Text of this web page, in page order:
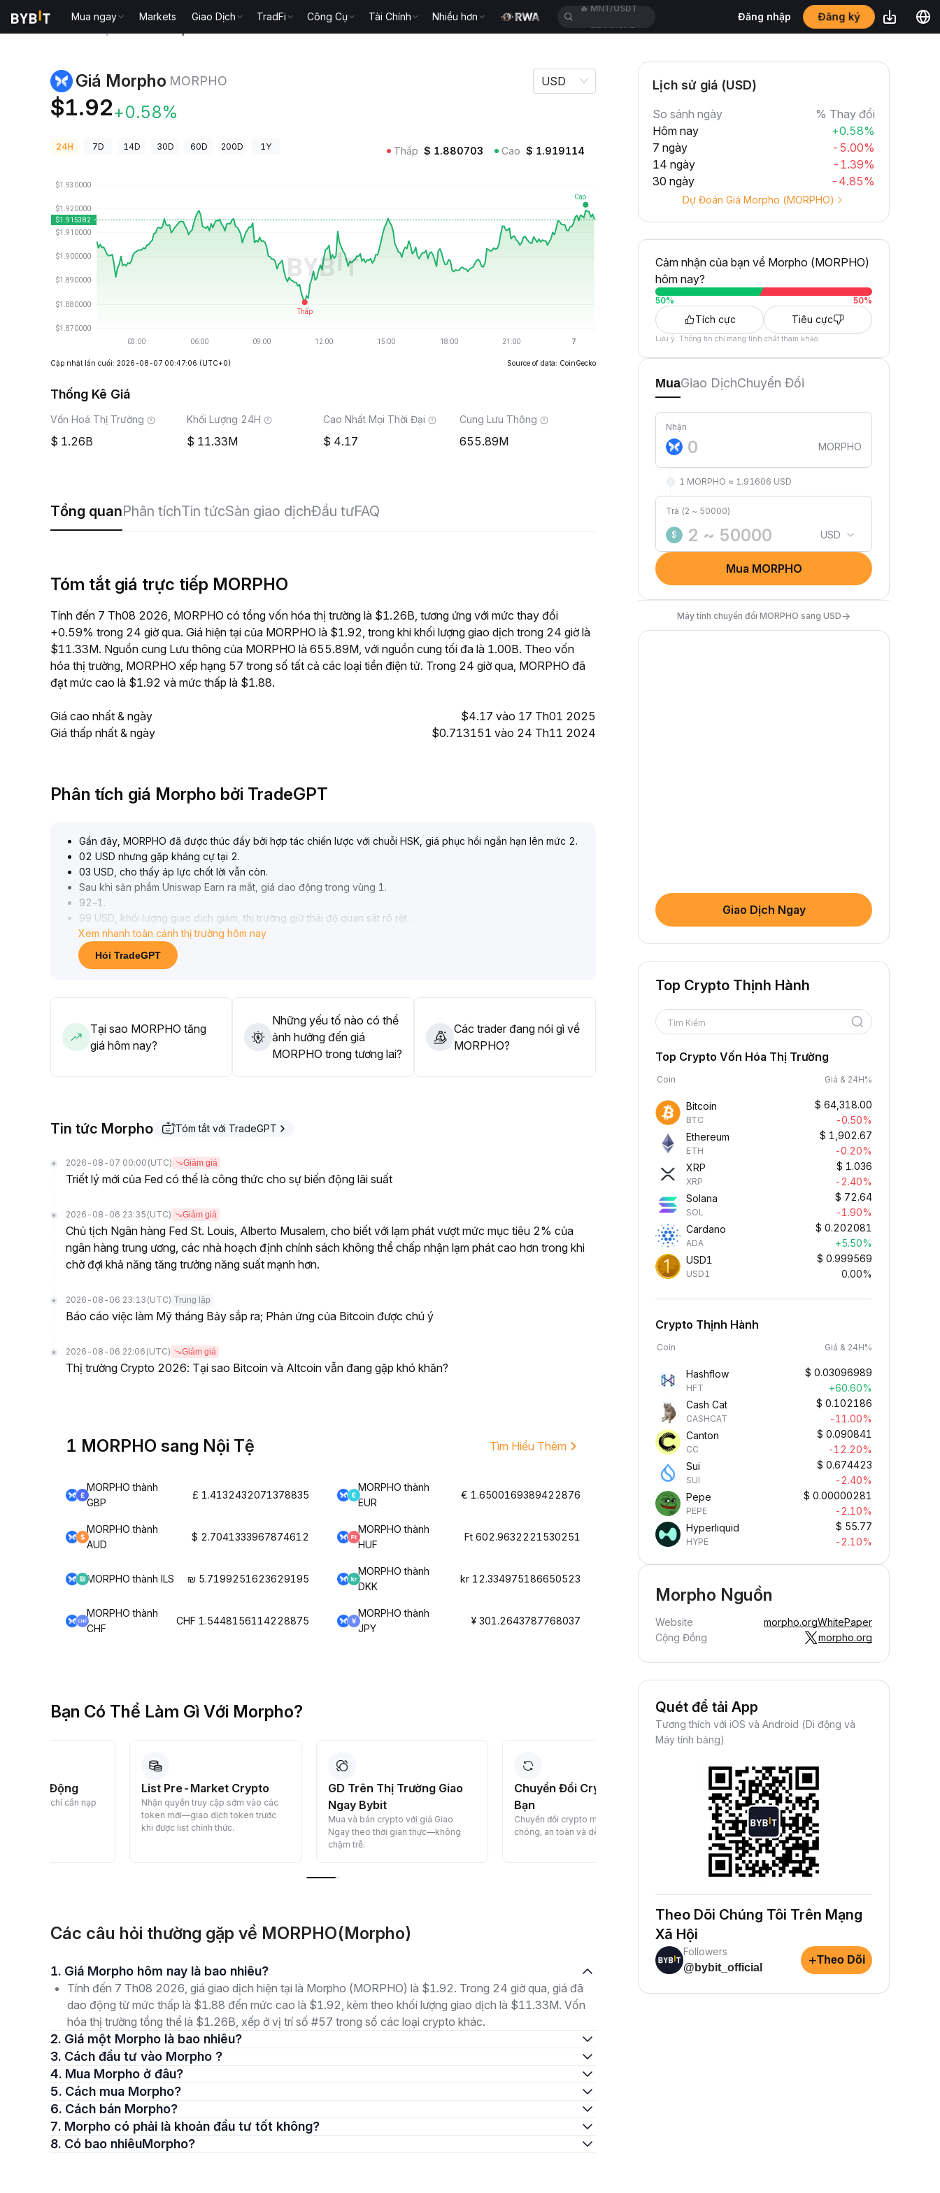
Mua ngay Markets Giao Dịch TradFi Công Cụ Tài Chính Nhiều hơn Đăng nhập Đăng ký
Giá Morpho MORPHO
$1.92+0.58%
USD
24H 7D 14D 30D 60D 200D 1Y Thấp $ 1.880703 Cao $ 1.919114
Cập nhật lần cuối: 2026-08-07 00:47:06 (UTC+0) Source of data: CoinGecko
Thống Kê Giá
Vốn Hoá Thị Trường
1.26B
Khối Lượng 24H
11.33M
Cao Nhất Mọi Thời Đại
4.17
Cung Lưu Thông
655.89M
Tổng quanPhân tíchTin tứcSàn giao dịchĐầu tưFAQ
Tóm tắt giá trực tiếp MORPHO
Tính đến 7 Th08 2026, MORPHO có tổng vốn hóa thị trường là $1.26B, tương ứng với mức thay đổi
+0.59% trong 24 giờ qua. Giá hiện tại của MORPHO là $1.92, trong khi khối lượng giao dịch trong 24 giờ là
$11.33M. Nguồn cung Lưu thông của MORPHO là 655.89M, với nguồn cung tối đa là 1.00B. Theo vốn
hóa thị trường, MORPHO xếp hạng 57 trong số tất cả các loại tiền điện tử. Trong 24 giờ qua, MORPHO đã
đạt mức cao là $1.92 và mức thấp là $1.88.
Giá cao nhất & ngày
$4.17 vào 17 Th01 2025
Giá thấp nhất & ngày
$0.713151 vào 24 Th11 2024
Phân tích giá Morpho bởi TradeGPT
Gần đây, MORPHO đã được thúc đẩy bởi hợp tác chiến lược với chuỗi HSK, giá phục hồi ngắn hạn lên mức 2.
02 USD nhưng gặp kháng cự tại 2.
03 USD, cho thấy áp lực chốt lời vẫn còn.
Sau khi sản phẩm Uniswap Earn ra mắt, giá dao động trong vùng 1 .
92–1 .
99 USD, khối lượng giao dịch giảm, thị trường giữ thái độ quan sát rõ rệt
Nhìn chung, các thông tin tích cực gần đây cải thiện nhận diện thương hiệu và kỳ vọng giá trị dài hạn của nền
tảng, nhưng chưa thay đổi đáng kể xu hướng điều chỉnh giảm
Khuyến nghị thận trọng với các nhịp mua đuổi ngắn hạn, chú ý đến khả năng bứt phá vùng 2
Xem nhanh toàn cảnh thị trường hôm nay
Hỏi TradeGPT
Tại sao MORPHO tăng
giá hôm nay?
Những yếu tố nào có thể
ảnh hưởng đến giá
MORPHO trong tương lai?
Các trader đang nói gì về
MORPHO?
Tin tức Morpho Tóm tắt với TradeGPT
2026-08-07 00:00 (UTC) Giảm giá
Triết lý mới của Fed có thể là công thức cho sự biến động lãi suất
2026-08-06 23:35 (UTC) Giảm giá
Chủ tịch Ngân hàng Fed St. Louis, Alberto Musalem, cho biết với lạm phát vượt mức mục tiêu 2% của
ngân hàng trung ương, các nhà hoạch định chính sách không thể chấp nhận lạm phát cao hơn trong khi
chờ đợi khả năng tăng trưởng năng suất mạnh hơn.
2026-08-06 23:13 (UTC) Trung lập
Báo cáo việc làm Mỹ tháng Bảy sắp ra; Phản ứng của Bitcoin được chú ý
2026-08-06 22:06 (UTC) Giảm giá
Thị trường Crypto 2026: Tại sao Bitcoin và Altcoin vẫn đang gặp khó khăn?
1 MORPHO sang Nội Tệ Tìm Hiểu Thêm
MORPHO thành
GBP
£ 1.4132432071378835
MORPHO thành
EUR
€ 1.6500169389422876
MORPHO thành
AUD
$ 2.7041333967874612
MORPHO thành
HUF
Ft 602.9632221530251
MORPHO thành ILS ₪ 5.7199251623629195
MORPHO thành
DKK
kr 12.334975186650523
MORPHO thành
CHF
CHF 1.5448156114228875
MORPHO thành
JPY
¥ 301.2643787768037
Bạn Có Thể Làm Gì Với Morpho?
List Pre-Market Crypto
Nhận quyền truy cập sớm vào các
token mới—giao dịch token trước
khi được list chính thức.
GD Trên Thị Trường Giao
Ngay Bybit
Mua và bán crypto với giá Giao
Ngay theo thời gian thực—không
Chuyển Đổi Crypto Của
Chuyển đổi crypto miễn phí—nhanh
chóng, an toàn và dễ dàng.
Kiếm Crypto Thụ Động
Kiếm thưởng thụ động—chỉ cần nạp
Các câu hỏi thường gặp về MORPHO(Morpho)
1. Giá Morpho hôm nay là bao nhiêu?
Tính đến 7 Th08 2026, giá giao dịch hiện tại là Morpho (MORPHO) là $1.92. Trong 24 giờ qua, giá đã
dao động từ mức thấp là $1.88 đến mức cao là $1.92, kèm theo khối lượng giao dịch là $11.33M. Vốn
hóa thị trường tổng thể là $1.26B, xếp ở vị trí số #57 trong số các loại crypto khác.
2. Giá một Morpho là bao nhiêu?
3. Cách đầu tư vào Morpho ?
4. Mua Morpho ở đâu?
5. Cách mua Morpho?
6. Cách bán Morpho?
7. Morpho có phải là khoản đầu tư tốt không?
8. Có bao nhiêuMorpho?
Lịch sử giá (USD)
So sánh ngày
% Thay đổi
Hôm nay
+0.58%
7 ngày
-5.00%
14 ngày
-1.39%
30 ngày
-4.85%
Dự Đoán Giá Morpho (MORPHO)
Cảm nhận của bạn về Morpho (MORPHO)
hôm nay?
50% 50%
Tích cực Tiêu cực
Lưu ý: Thông tin chỉ mang tính chất tham khảo.
MuaGiao DịchChuyển Đổi
Nhận
MORPHO
1 MORPHO ≈ 1.91606 USD
Trả (2 ~ 50000)
$ USD
Mua MORPHO
Máy tính chuyển đổi MORPHO sang USD→
Giao Dịch Ngay
Top Crypto Thịnh Hành
Tìm Kiếm
Top Crypto Vốn Hóa Thị Trường
Coin Giá & 24H%
Bitcoin
BTC
$ 64,318.00
-0.50%
Ethereum
ETH
$ 1,902.67
-0.20%
XRP
XRP
$ 1.036
-2.40%
Solana
SOL
$ 72.64
-1.90%
Cardano
ADA
$ 0.202081
+5.50%
USD1
USD1
$ 0.999569
0.00%
Crypto Thịnh Hành
Coin Giá & 24H%
Hashflow
HFT
$ 0.03096989
+60.60%
Cash Cat
CASHCAT
$ 0.102186
-11.00%
Canton
CC
$ 0.090841
-12.20%
Sui
SUI
$ 0.674423
-2.40%
Pepe
PEPE
$ 0.00000281
-2.10%
Hyperliquid
HYPE
$ 55.77
-2.10%
Morpho Nguồn
Website morpho.orgWhitePaper
Cộng Đồng
morpho.org
Quét để tải App
Tương thích với iOS và Android (Di động và
Máy tính bảng)
Theo Dõi Chúng Tôi Trên Mạng
Xã Hội
Followers
@bybit_official
+Theo Dõi